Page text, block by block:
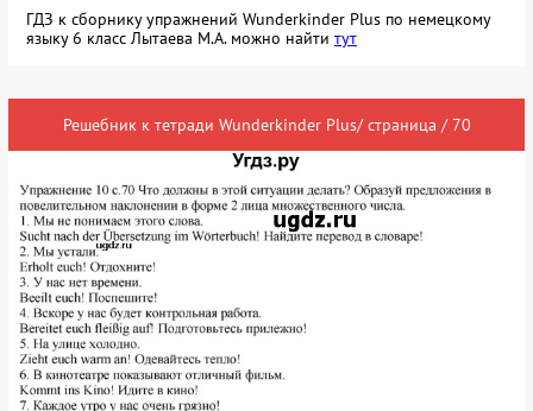
ГДЗ к сборнику упражнений Wunderkinder Plus по немецкому
языку 6 класс Лытаева М.А. можно найти тут
Решебник к тетради Wunderkinder Plus/ страница / 70